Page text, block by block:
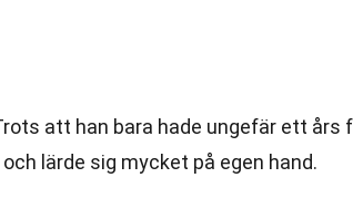
att han bara hade ungefär ett års
lärde sig mycket på egen hand.